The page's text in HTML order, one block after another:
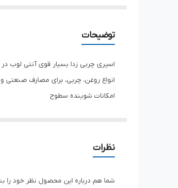
توضیحات
انواع روغن، چربی، برای مصارف
امکانات شوینده سطوح
شوینده مناسب
انواع سطوح
نظرات
شما هم درباره این محصول نظر خود را